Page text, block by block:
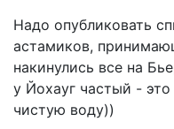
Надо опубликовать
астамиков,
накинулись все на
у Йохауг частый -
чистую воду))